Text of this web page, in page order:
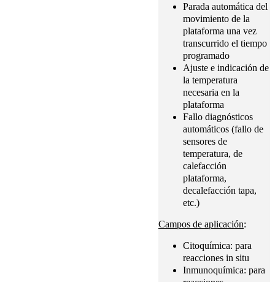
Parada automática del
movimiento de la
plataforma una vez
transcurrido el tiempo
programado
Ajuste e indicación de
la temperatura
necesaria en la
plataforma
Fallo diagnósticos
automáticos (fallo de
sensores de
temperatura, de
calefacción
plataforma,
decalefacción tapa,
etc.)
Campos de aplicación:
Сitoquímica: para
reacciones in situ
Inmunoquímica: para